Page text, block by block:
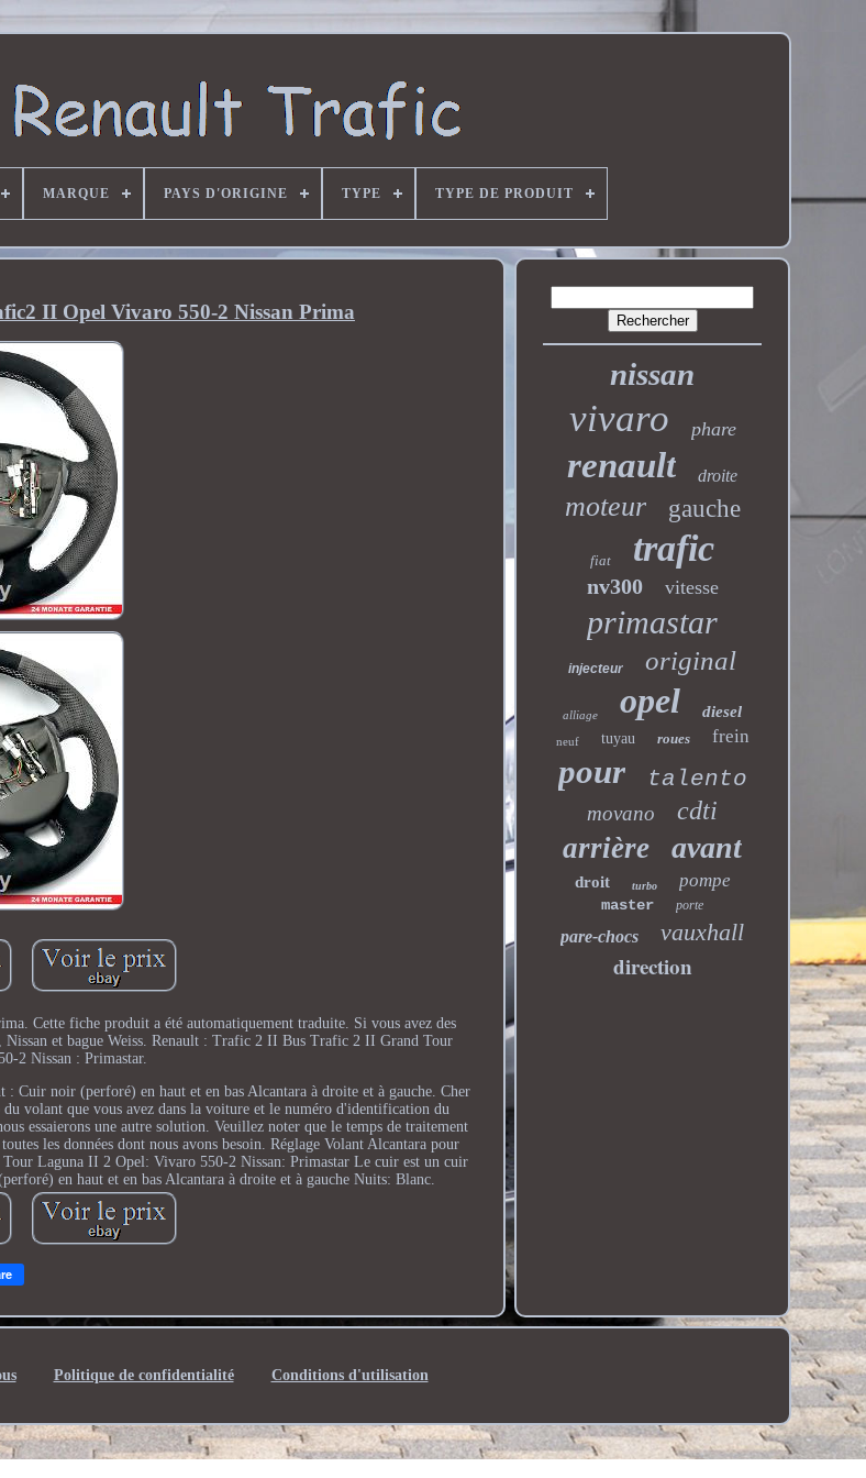
MARQUE PAYS D'ORIGINE TYPE TYPE DE PRODUIT
II Opel Vivaro 550-2 Nissan Prima
Cette fiche produit a été automatiquement traduite. Si vous avez des
Nissan et bague Weiss. Renault : Trafic 2 II Bus Trafic 2 II Grand Tour
2 Nissan : Primastar.
Cuir noir (perforé) en haut et en bas Alcantara à droite et à gauche. Cher
volant que vous avez dans la voiture et le numéro d'identification du
essaierons une autre solution. Veuillez noter que le temps de traitement
les données dont nous avons besoin. Réglage Volant Alcantara pour
Laguna II 2 Opel: Vivaro 550-2 Nissan: Primastar Le cuir est un cuir
en haut et en bas Alcantara à droite et à gauche Nuits: Blanc.
nissan
vivaro phare
renault droite
moteur gauche
fiat trafic
nv300 vitesse
primastar
injecteur original
alliage opel diesel
neuf tuyau roues frein
pour talento
movano cdti
arrière avant
droit turbo pompe
master porte
pare-chocs vauxhall
direction
Politique de confidentialité Conditions d'utilisation